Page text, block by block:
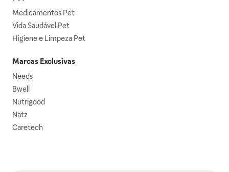
Medicamentos Pet
Vida Saudável Pet
Higiene e Limpeza Pet
Marcas Exclusivas
Needs
Bwell
Nutrigood
Natz
Caretech